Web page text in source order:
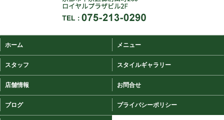
ホーム メニュー
スタッフ スタイルギャラリー
店舗情報 お問合せ
ブログ プライバシーポリシー